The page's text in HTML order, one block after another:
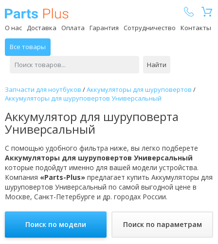
О нас Доставка Оплата Гарантия Сотрудничество Контакты
Все товары
Найти
Запчасти для ноутбуков /Аккумуляторы для шуруповертов /
Аккумуляторы для шуруповертов Универсальный
Аккумулятор для шуруповерта
Универсальный
С помощью удобного фильтра ниже, вы легко подберете
Аккумуляторы для шуруповертов Универсальный
которые подойдут именно для вашей модели устройства.
Компания «Parts-Plus» предлагает купить Аккумуляторы для
шуруповертов Универсальный по самой выгодной цене в
Москве, Санкт-Петербурге и др. городах России.
Поиск по модели Поиск по параметрам